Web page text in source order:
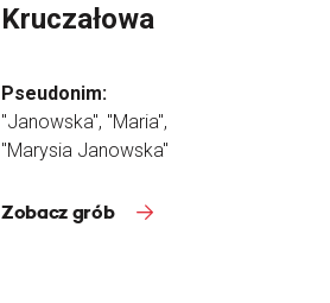
Kruczałowa
Pseudonim:
"Janowska", "Maria",
"Marysia Janowska"
Zobacz grób